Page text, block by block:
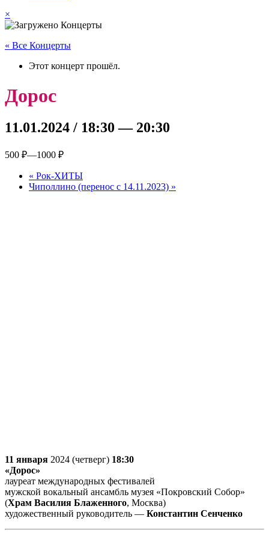
×
« Все Концерты
Этот концерт прошёл.
Дорос
11.01.2024 / 18:30 — 20:30
500 ₽—1000 ₽
« Рок-ХИТЫ
Чиполлино (перенос с 14.11.2023) »
11 января 2024 (четверг) 18:30
«Дорос»
лауреат международных фестивалей
мужской вокальный ансамбль музея «Покровский Собор»
(Храм Василия Блаженного, Москва)
художественный руководитель — Константин Сенченко